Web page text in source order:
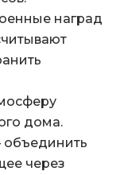
наград
дома.
через